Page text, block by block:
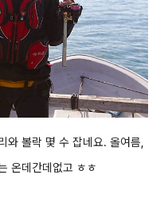
와 볼락 몇 수 잡네요. 올여름,
온데간데없고 ㅎㅎ